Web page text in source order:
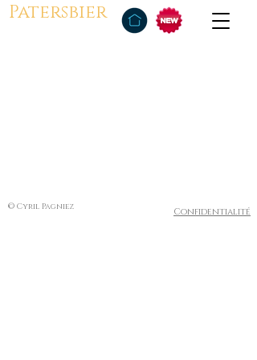
Patersbier
© Cyril Pagniez Confidentialité